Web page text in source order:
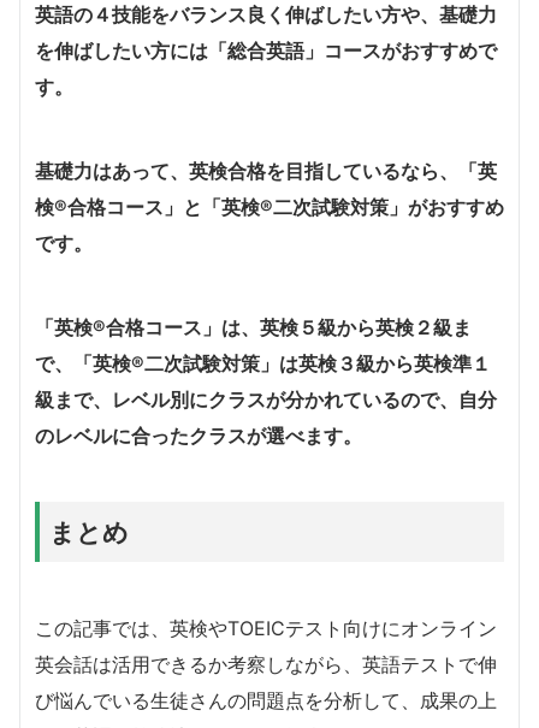
英語の４技能をバランス良く伸ばしたい方や、基礎力
を伸ばしたい方には「総合英語」コースがおすすめで
す。
基礎力はあって、英検合格を目指しているなら、「英
検®合格コース」と「英検®二次試験対策」がおすすめ
です。
「英検®合格コース」は、英検５級から英検２級ま
で、「英検®二次試験対策」は英検３級から英検準１
級まで、レベル別にクラスが分かれているので、自分
のレベルに合ったクラスが選べます。
まとめ
この記事では、英検やTOEICテスト向けにオンライン
英会話は活用できるか考察しながら、英語テストで伸
び悩んでいる生徒さんの問題点を分析して、成果の上